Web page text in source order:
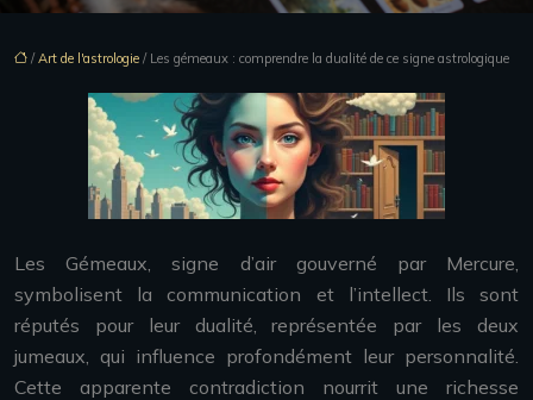
/Art de l'astrologie / Les gémeaux : comprendre la dualité de ce signe astrologique
Les Gémeaux, signe d’air gouverné par Mercure,
symbolisent la communication et l’intellect. Ils sont
réputés pour leur dualité, représentée par les deux
jumeaux, qui influence profondément leur personnalité.
Cette apparente contradiction nourrit une richesse